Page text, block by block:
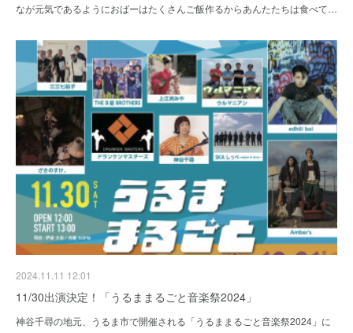
なが元気であるようにおばーはたくさんご飯作るからあんたたちは食べて…
2024.11.11 12:01
11/30出演決定！「うるままるごと音楽祭2024」
神谷千尋の地元、うるま市で開催される「うるままるごと音楽祭2024」に